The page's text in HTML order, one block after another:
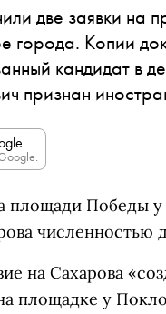
две заявки на
города. Копии
кандидат в
признан
площади Победы
численностью
на Сахарова
площадке у